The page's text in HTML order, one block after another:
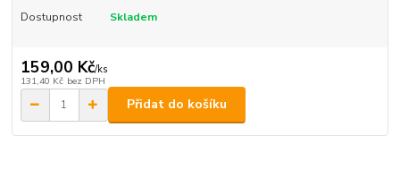
Dostupnost Skladem
159,00 Kč/ks
131,40 Kč bez DPH
Přidat do košíku